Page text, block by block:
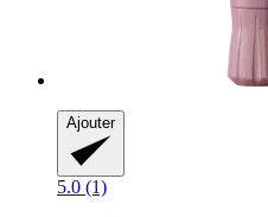
Ajouter
5.0 (1)